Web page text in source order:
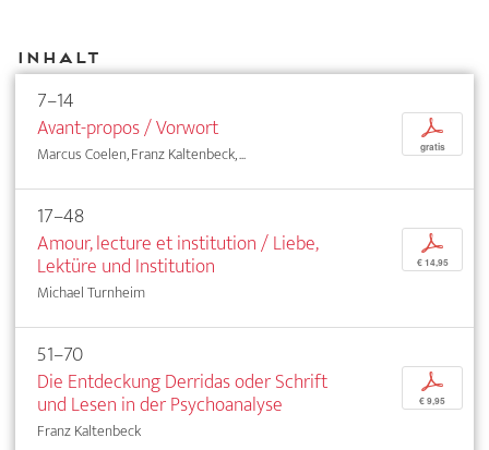
Inhalt
7–14
Avant-propos / Vorwort
Marcus Coelen, Franz Kaltenbeck, ...
p
gratis
17–48
Amour, lecture et institution / Liebe,
Lektüre und Institution
Michael Turnheim
p
€ 14,95
51–70
Die Entdeckung Derridas oder Schrift
und Lesen in der Psychoanalyse
Franz Kaltenbeck
p
€ 9,95